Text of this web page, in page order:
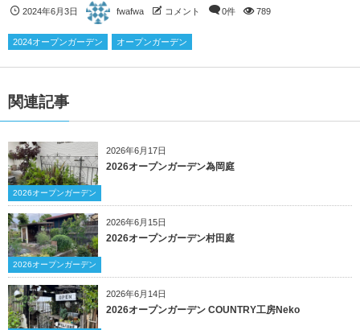
2024年6月3日 fwafwa コメント 0件 789
2024オープンガーデン オープンガーデン
関連記事
2026年6月17日
2026オープンガーデン
2026オープンガーデン為岡庭
2026年6月15日
2026オープンガーデン
2026オープンガーデン村田庭
2026年6月14日
2026オープンガーデン COUNTRY工房Neko